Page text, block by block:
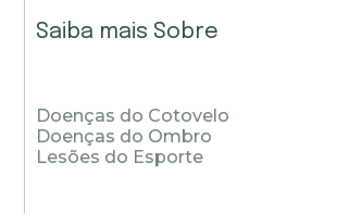
Saiba mais Sobre
Doenças do Cotovelo
Doenças do Ombro
Lesões do Esporte